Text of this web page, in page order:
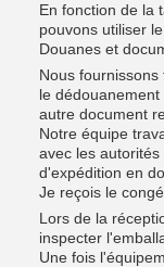
En fonction de la
pouvons utiliser
Douanes et
Nous
le
autre document
Notre équipe
avec les
d'expédition en
Je reçois le
Lors de la
inspecter
Une fois